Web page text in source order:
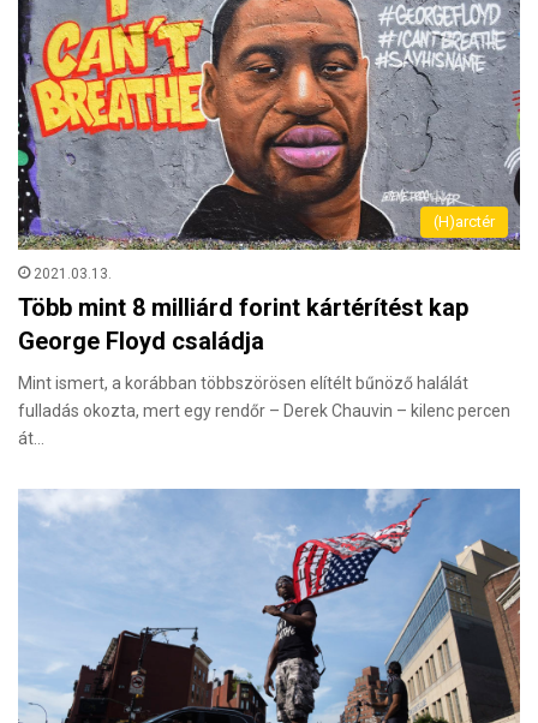
(H)arctér
2021.03.13.
Több mint 8 milliárd forint kártérítést kap
George Floyd családja
Mint ismert, a korábban többszörösen elítélt bűnöző halálát
fulladás okozta, mert egy rendőr – Derek Chauvin – kilenc percen
át…